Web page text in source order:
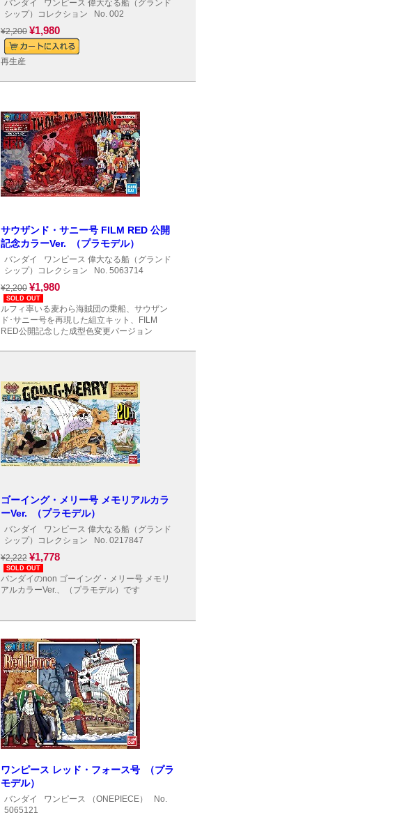
バンダイ
ワンピース 偉大なる船（グランド
シップ）コレクション No. 002
¥2,200 ¥1,980
再生産
サウザンド・サニー号 FILM RED 公開
記念カラーVer. （プラモデル）
バンダイ
ワンピース 偉大なる船（グランド
シップ）コレクション No. 5063714
¥2,200 ¥1,980
SOLD OUT
ルフィ率いる麦わら海賊団の乗船、サウザン
ド･サニー号を再現した組立キット、FILM
RED公開記念した成型色変更バージョン
ゴーイング・メリー号 メモリアルカラ
ーVer. （プラモデル）
バンダイ
ワンピース 偉大なる船（グランド
シップ）コレクション No. 0217847
¥2,222 ¥1,778
SOLD OUT
バンダイのnon ゴーイング・メリー号 メモリ
アルカラーVer.、（プラモデル）です
ワンピース レッド・フォース号 （プラ
モデル）
バンダイ ワンピース （ONEPIECE）
No.
5065121